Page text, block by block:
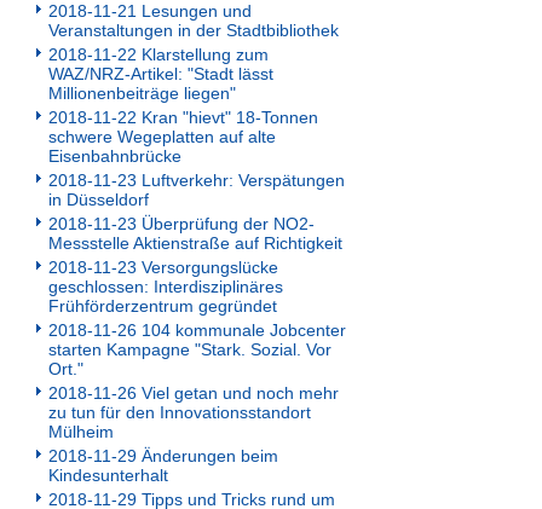
2018-11-21 Lesungen und
Veranstaltungen in der Stadtbibliothek
2018-11-22 Klarstellung zum
WAZ/NRZ-Artikel: "Stadt lässt
Millionenbeiträge liegen"
2018-11-22 Kran "hievt" 18-Tonnen
schwere Wegeplatten auf alte
Eisenbahnbrücke
2018-11-23 Luftverkehr: Verspätungen
in Düsseldorf
2018-11-23 Überprüfung der NO2-
Messstelle Aktienstraße auf Richtigkeit
2018-11-23 Versorgungslücke
geschlossen: Interdisziplinäres
Frühförderzentrum gegründet
2018-11-26 104 kommunale Jobcenter
starten Kampagne "Stark. Sozial. Vor
Ort."
2018-11-26 Viel getan und noch mehr
zu tun für den Innovationsstandort
Mülheim
2018-11-29 Änderungen beim
Kindesunterhalt
2018-11-29 Tipps und Tricks rund um